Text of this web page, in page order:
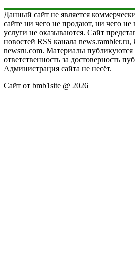
Данный сайт не является
сайте ни чего не продают, ни чего
услуги не оказываются. Сайт
новостей RSS канала news.rambler.ru,
newsru.com. Материалы публикуются
ответственность за достоверность
Администрация сайта не несёт.
Сайт от bmb1site @ 2026